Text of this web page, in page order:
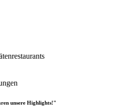
unsere Highlights!"